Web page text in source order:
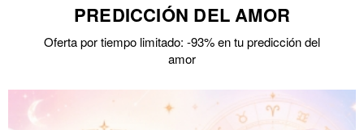
PREDICCIÓN DEL AMOR
Oferta por tiempo limitado: -93% en tu predicción del
amor